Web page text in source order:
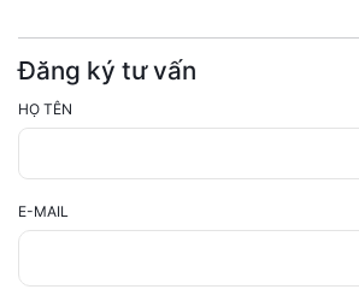
Đăng ký tư vấn
HỌ TÊN
E-MAIL